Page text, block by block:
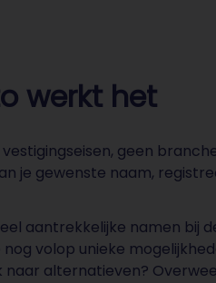
werkt het
geen
je gewenste naam,
aantrekkelijke namen bij
volop unieke
naar alternatieven?